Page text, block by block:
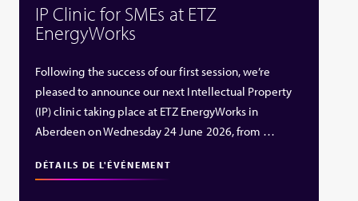
IP Clinic for SMEs at ETZ
EnergyWorks
Following the success of our first session, we’re
pleased to announce our next Intellectual Property
(IP) clinic taking place at ETZ EnergyWorks in
Aberdeen on Wednesday 24 June 2026, from …
DÉTAILS DE L'ÉVÉNEMENT